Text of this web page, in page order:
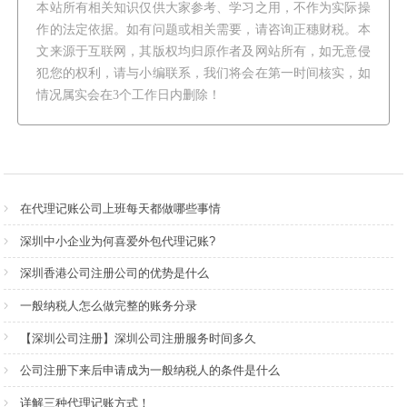
本站所有相关知识仅供大家参考、学习之用，不作为实际操
作的法定依据。如有问题或相关需要，请咨询正穗财税。本
文来源于互联网，其版权均归原作者及网站所有，如无意侵
犯您的权利，请与小编联系，我们将会在第一时间核实，如
情况属实会在3个工作日内删除！
在代理记账公司上班每天都做哪些事情
深圳中小企业为何喜爱外包代理记账?
深圳香港公司注册公司的优势是什么
一般纳税人怎么做完整的账务分录
【深圳公司注册】深圳公司注册服务时间多久
公司注册下来后申请成为一般纳税人的条件是什么
详解三种代理记账方式！